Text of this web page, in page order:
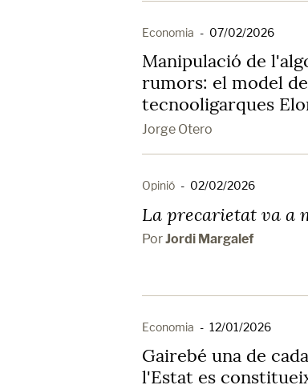
Economia - 07/02/2026
Manipulació de
rumors: el model
tecnooligarques
Jorge Otero
Opinió - 02/02/2026
La precarietat va a
PorJordi Margalef
Economia - 12/01/2026
Gairebé una de
l'Estat es